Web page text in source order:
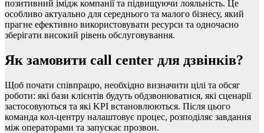
позитивний імідж компанії та підвищуючи лояльність. Це
особливо актуально для середнього та малого бізнесу, який
прагне ефективно використовувати ресурси та одночасно
зберігати високий рівень обслуговування.
Як замовити call center для дзвінків?
Щоб почати співпрацю, необхідно визначити цілі та обсяг
роботи: які бази клієнтів будуть обдзвонюватися, які сценарії
застосовуються та які KPI встановлюються. Після цього
команда кол-центру налаштовує процес, розподіляє завдання
між операторами та запускає прозвон.